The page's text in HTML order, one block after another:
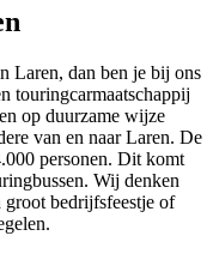
Laren, dan ben je bij ons
touringcarmaatschappij
op duurzame wijze
van en naar Laren. De
personen. Dit komt
Wij denken
groot bedrijfsfeestje of